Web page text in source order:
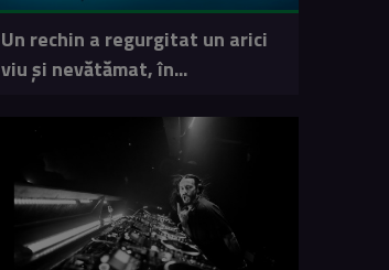
Un rechin a regurgitat un arici
viu și nevătămat, în...